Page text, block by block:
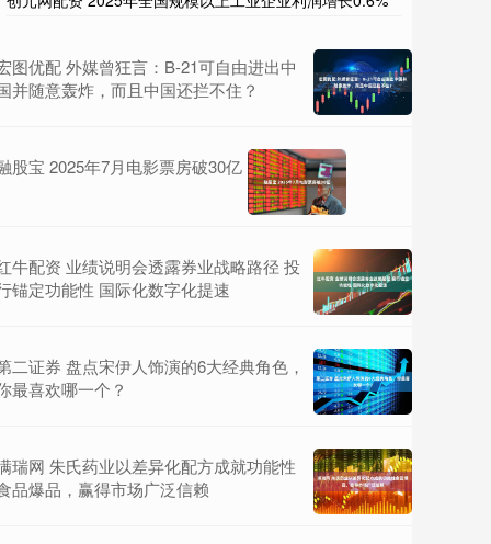
图优配 外媒曾狂言：B-21可自由进出中
并随意轰炸，而且中国还拦不住？
股宝 2025年7月电影票房破30亿
牛配资 业绩说明会透露券业战略路径 投
锚定功能性 国际化数字化提速
二证券 盘点宋伊人饰演的6大经典角色，
最喜欢哪一个？
瑞网 朱氏药业以差异化配方成就功能性
品爆品，赢得市场广泛信赖